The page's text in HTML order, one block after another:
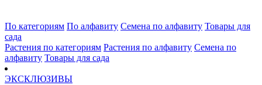
По категориям По алфавиту Семена по алфавиту Товары для
сада
Растения по категориям Растения по алфавиту Семена по
алфавиту Товары для сада
ЭКСКЛЮЗИВЫ